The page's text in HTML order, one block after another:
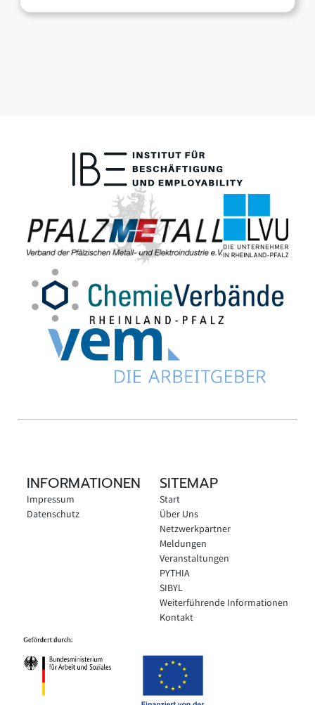
INFORMATIONEN
Impressum
Datenschutz
SITEMAP
Start
Über Uns
Netzwerkpartner
Meldungen
Veranstaltungen
PYTHIA
SIBYL
Weiterführende Informationen
Kontakt